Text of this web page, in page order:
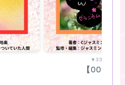
￥330
【002】